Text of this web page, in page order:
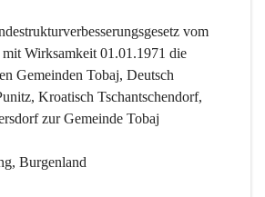
vom
Wirksamkeit 01.01.1971 die
Gemeinden Tobaj, Deutsch
Kroatisch Tschantschendorf,
zur Gemeinde Tobaj
Burgenland